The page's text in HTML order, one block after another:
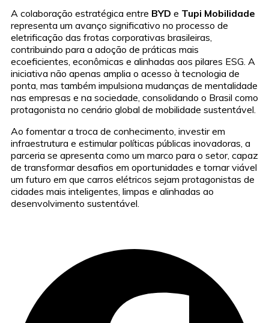
A colaboração estratégica entre BYD e Tupi Mobilidade
representa um avanço significativo no processo de
eletrificação das frotas corporativas brasileiras,
contribuindo para a adoção de práticas mais
ecoeficientes, econômicas e alinhadas aos pilares ESG. A
iniciativa não apenas amplia o acesso à tecnologia de
ponta, mas também impulsiona mudanças de mentalidade
nas empresas e na sociedade, consolidando o Brasil como
protagonista no cenário global de mobilidade sustentável.
Ao fomentar a troca de conhecimento, investir em
infraestrutura e estimular políticas públicas inovadoras, a
parceria se apresenta como um marco para o setor, capaz
de transformar desafios em oportunidades e tornar viável
um futuro em que carros elétricos sejam protagonistas de
cidades mais inteligentes, limpas e alinhadas ao
desenvolvimento sustentável.